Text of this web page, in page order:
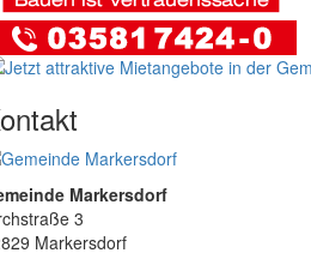
Markersdorf
3
Markersdorf